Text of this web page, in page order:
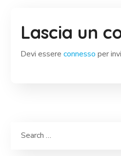
Lascia un
Devi essereconnesso per